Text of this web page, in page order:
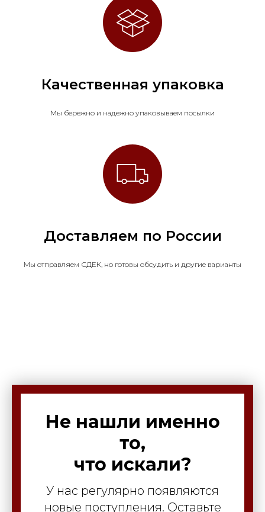
Качественная упаковка
Мы бережно и надежно упаковываем посылки
Доставляем по России
Мы отправляем СДЕК, но готовы обсудить и другие варианты
Не нашли именно
то,
что искали?
У нас регулярно появляются
новые поступления. Оставьте